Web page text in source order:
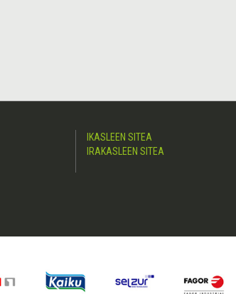
IKASLEEN SITEA
IRAKASLEEN SITEA